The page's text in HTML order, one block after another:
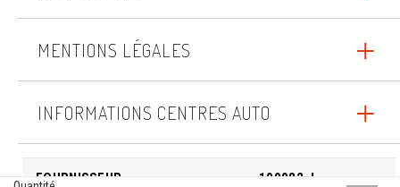
MENTIONS LÉGALES
INFORMATIONS CENTRES AUTO
FOURNISSEUR 100082_I